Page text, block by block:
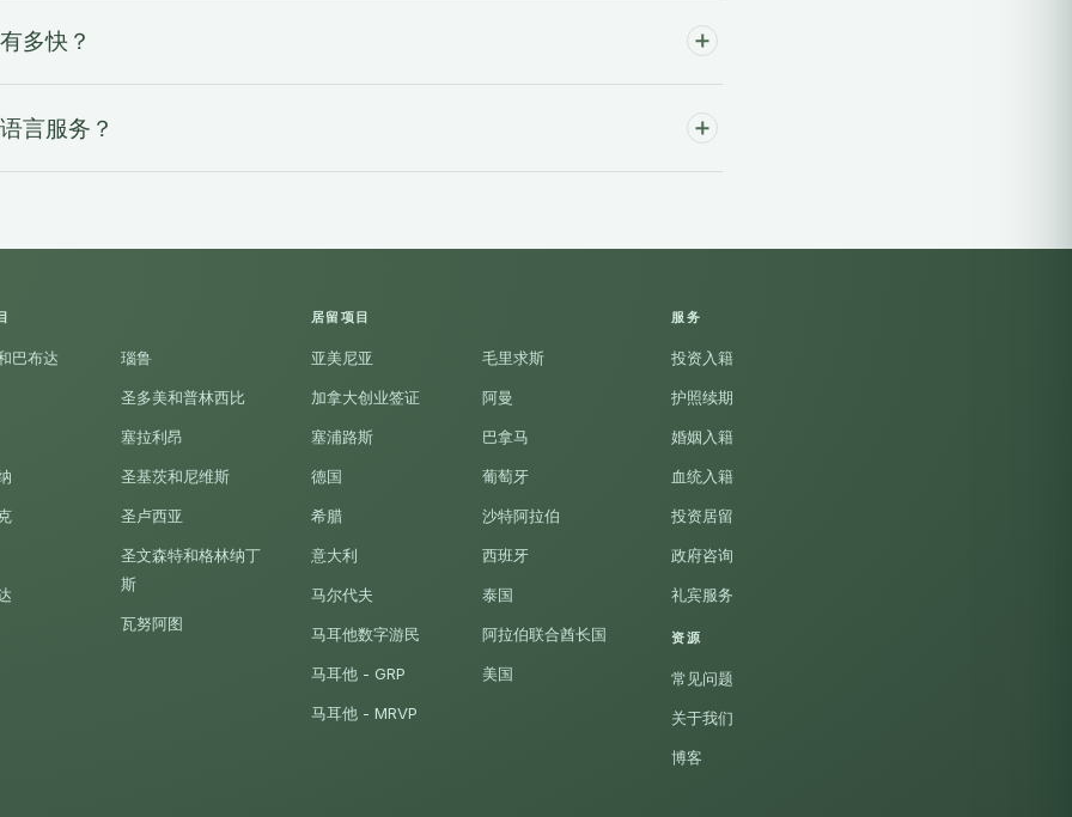
多快？
言服务？
巴布达 瑙鲁
圣多美和普林西比
塞拉利昂
圣基茨和尼维斯
圣卢西亚
圣文森特和格林纳丁
斯
瓦努阿图
居留项目
亚美尼亚
加拿大创业签证
塞浦路斯
德国
希腊
意大利
马尔代夫
马耳他数字游民
马耳他 - GRP
马耳他 - MRVP
毛里求斯
阿曼
巴拿马
葡萄牙
沙特阿拉伯
西班牙
泰国
阿拉伯联合酋长国
美国
服务
投资入籍
护照续期
婚姻入籍
血统入籍
投资居留
政府咨询
礼宾服务
资源
常见问题
关于我们
博客